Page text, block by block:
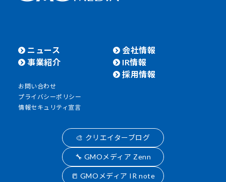
ニュース
事業紹介
会社情報
IR情報
採用情報
お問い合わせ
プライバシーポリシー
情報セキュリティ宣言
🎨 クリエイターブログ
🔧 GMOメディア Zenn
📒 GMOメディア IR note